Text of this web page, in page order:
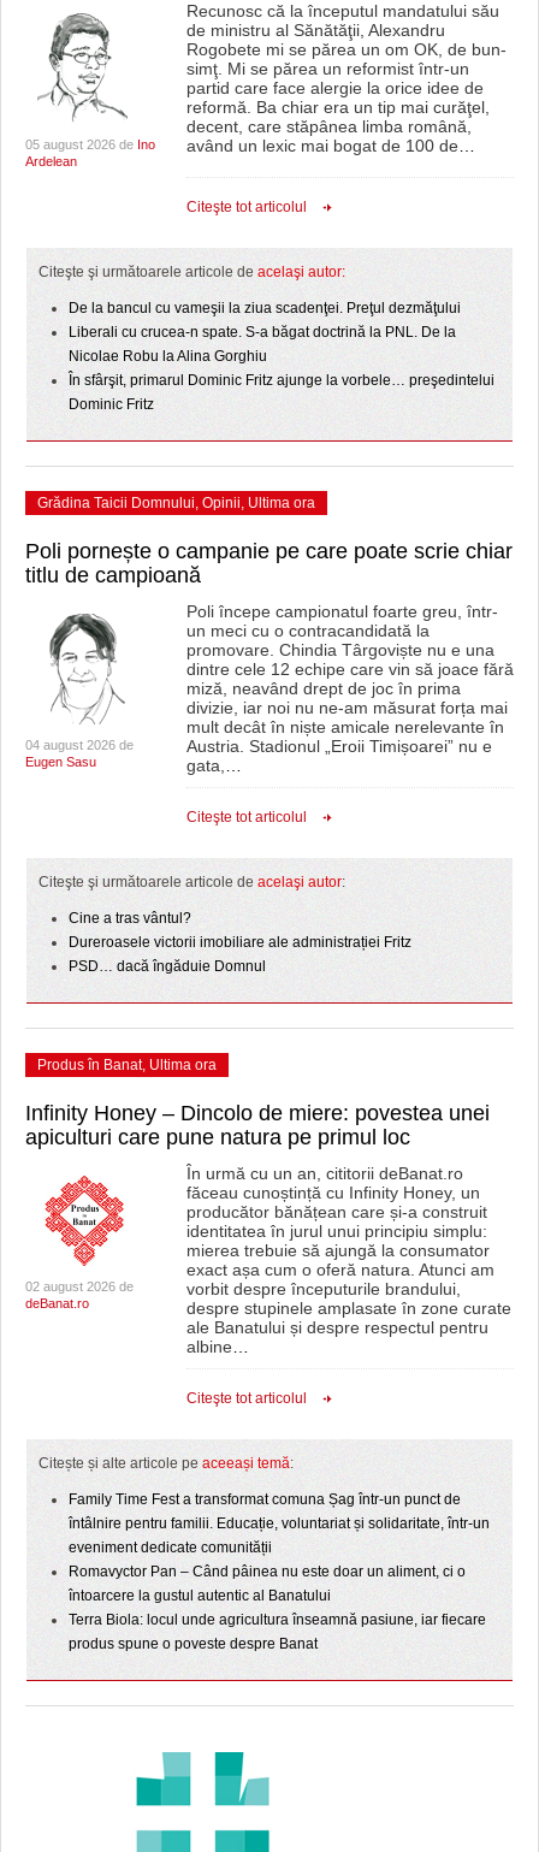
05 august 2026 de Ino
Ardelean
Recunosc că la începutul mandatului său
de ministru al Sănătăţii, Alexandru
Rogobete mi se părea un om OK, de bun-
simţ. Mi se părea un reformist într-un
partid care face alergie la orice idee de
reformă. Ba chiar era un tip mai curăţel,
decent, care stăpânea limba română,
având un lexic mai bogat de 100 de…
Citeşte tot articolul
Citeşte şi următoarele articole de acelaşi autor:
De la bancul cu vameşii la ziua scadenţei. Preţul dezmăţului
Liberali cu crucea-n spate. S-a băgat doctrină la PNL. De la
Nicolae Robu la Alina Gorghiu
În sfârşit, primarul Dominic Fritz ajunge la vorbele… preşedintelui
Dominic Fritz
Grădina Taicii Domnului, Opinii, Ultima ora
Poli pornește o campanie pe care poate scrie chiar
titlu de campioană
04 august 2026 de
Eugen Sasu
Poli începe campionatul foarte greu, într-
un meci cu o contracandidată la
promovare. Chindia Târgoviște nu e una
dintre cele 12 echipe care vin să joace fără
miză, neavând drept de joc în prima
divizie, iar noi nu ne-am măsurat forța mai
mult decât în niște amicale nerelevante în
Austria. Stadionul „Eroii Timișoarei” nu e
gata,…
Citeşte tot articolul
Citeşte şi următoarele articole de acelaşi autor:
Cine a tras vântul?
Dureroasele victorii imobiliare ale administrației Fritz
PSD… dacă îngăduie Domnul
Produs în Banat, Ultima ora
Infinity Honey – Dincolo de miere: povestea unei
apiculturi care pune natura pe primul loc
02 august 2026 de
deBanat.ro
În urmă cu un an, cititorii deBanat.ro
făceau cunoștință cu Infinity Honey, un
producător bănățean care și-a construit
identitatea în jurul unui principiu simplu:
mierea trebuie să ajungă la consumator
exact așa cum o oferă natura. Atunci am
vorbit despre începuturile brandului,
despre stupinele amplasate în zone curate
ale Banatului și despre respectul pentru
albine…
Citeşte tot articolul
Citește și alte articole pe aceeași temă:
Family Time Fest a transformat comuna Șag într-un punct de
întâlnire pentru familii. Educație, voluntariat și solidaritate, într-un
eveniment dedicate comunității
Romavyctor Pan – Când pâinea nu este doar un aliment, ci o
întoarcere la gustul autentic al Banatului
Terra Biola: locul unde agricultura înseamnă pasiune, iar fiecare
produs spune o poveste despre Banat